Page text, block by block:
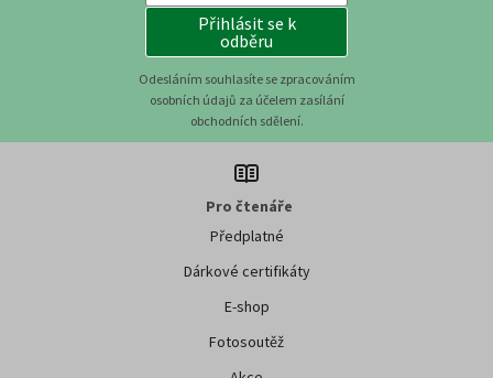
Přihlásit se k
odběru
Odesláním souhlasíte se zpracováním
osobních údajů za účelem zasílání
obchodních sdělení.
Pro čtenáře
Předplatné
Dárkové certifikáty
E-shop
Fotosoutěž